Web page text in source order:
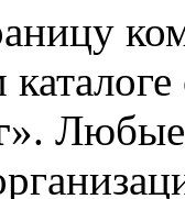
». Любые